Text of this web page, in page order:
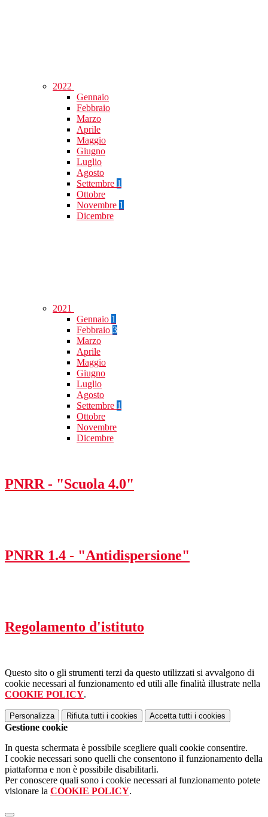
2022
Gennaio
Febbraio
Marzo
Aprile
Maggio
Giugno
Luglio
Agosto
Settembre 1
Ottobre
Novembre 1
Dicembre
2021
Gennaio 1
Febbraio 3
Marzo
Aprile
Maggio
Giugno
Luglio
Agosto
Settembre 1
Ottobre
Novembre
Dicembre
PNRR - "Scuola 4.0"
PNRR 1.4 - "Antidispersione"
Regolamento d'istituto
Questo sito o gli strumenti terzi da questo utilizzati si avvalgono di
cookie necessari al funzionamento ed utili alle finalità illustrate nella
COOKIE POLICY.
Personalizza Rifiuta tutti i cookies Accetta tutti i cookies
Gestione cookie
In questa schermata è possibile scegliere quali cookie consentire.
I cookie necessari sono quelli che consentono il funzionamento della
piattaforma e non è possibile disabilitarli.
Per conoscere quali sono i cookie necessari al funzionamento potete
visionare la COOKIE POLICY.